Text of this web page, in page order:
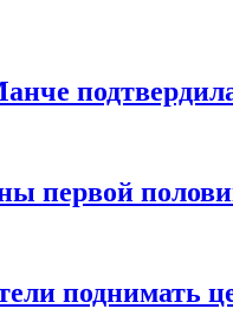
первой
поднимать